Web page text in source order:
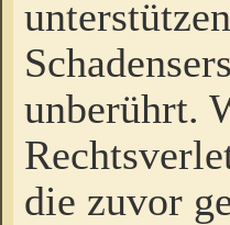
unberührt.
die zuvor